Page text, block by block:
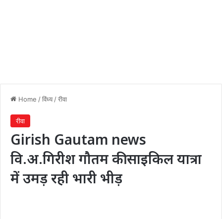
Home /विंध्य /रीवा
रीवा
Girish Gautam news
वि.अ.गिरीश गौतम की साइकिल यात्रा
में उमड़ रही भारी भीड़